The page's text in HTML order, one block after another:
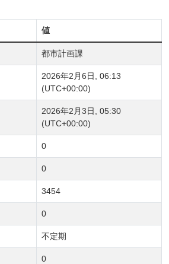
値
都市計画課
2026年2月6日, 06:13
(UTC+00:00)
2026年2月3日, 05:30
(UTC+00:00)
0
0
3454
0
不定期
0